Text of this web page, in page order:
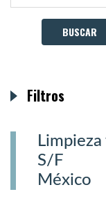
Limpieza
S/F
México
Filtros